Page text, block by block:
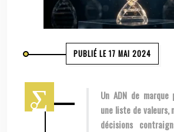
PUBLIÉ LE 17 MAI 2024
Un ADN de marque puissant n’est pas
une liste de valeurs,
décisions